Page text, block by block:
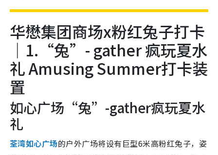
华懋集团商场x粉红兔子打卡
｜1.“兔”- gather 疯玩夏水
礼 Amusing Summer打卡装
置
如心广场“兔”-gather疯玩夏水
礼
荃湾如心广场的户外广场将设有巨型6米高粉红兔子，姿